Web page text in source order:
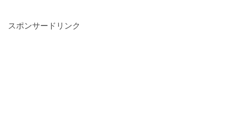
スポンサードリンク